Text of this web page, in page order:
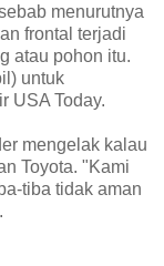
menurutnya
frontal terjadi
atau pohon itu.
untuk
USA Today.
mengelak kalau
Toyota. "Kami
tiba tidak aman